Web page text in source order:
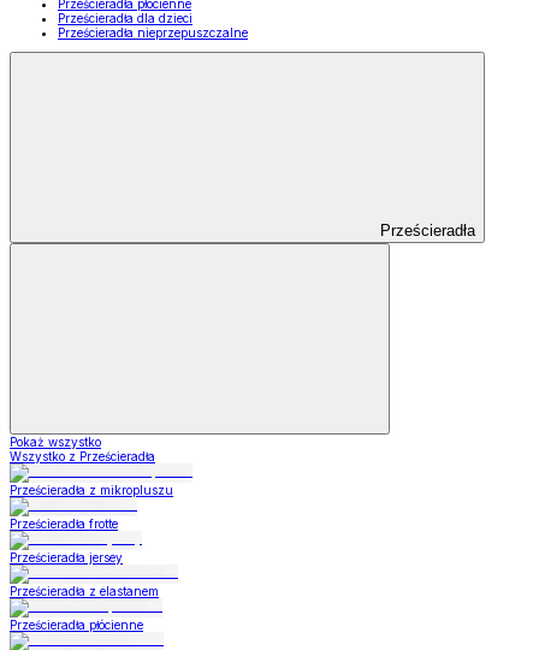
Prześcieradła płócienne
Prześcieradła dla dzieci
Prześcieradła nieprzepuszczalne
Prześcieradła
Pokaż wszystko
Wszystko z Prześcieradła
Prześcieradła z mikropluszu
Prześcieradła frotte
Prześcieradła jersey
Prześcieradła z elastanem
Prześcieradła płócienne